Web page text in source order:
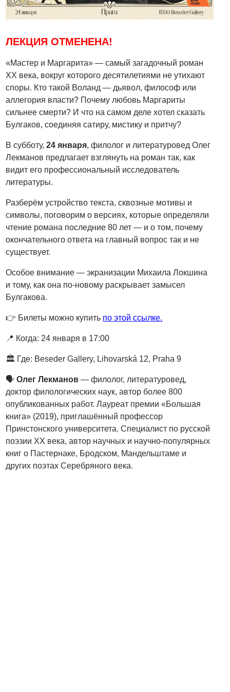
ЛЕКЦИЯ ОТМЕНЕНА!
«Мастер и Маргарита» — самый загадочный роман
XX века, вокруг которого десятилетиями не утихают
споры. Кто такой Воланд — дьявол, философ или
аллегория власти? Почему любовь Маргариты
сильнее смерти? И что на самом деле хотел сказать
Булгаков, соединяя сатиру, мистику и притчу?
В субботу,24 января, филолог и литературовед Олег
Лекманов предлагает взглянуть на роман так, как
видит его профессиональный исследователь
литературы.
Разберём устройство текста, сквозные мотивы и
символы, поговорим о версиях, которые определяли
чтение романа последние 80 лет — и о том, почему
окончательного ответа на главный вопрос так и не
существует.
Особое внимание — экранизации Михаила Локшина
и тому, как она по-новому раскрывает замысел
Булгакова.
👉 Билеты можно купить по этой ссылке.
📍 Когда: 24 января в 17:00
🏛 Где: Beseder Gallery, Lihovarská 12, Praha 9
🗣Олег Лекманов — филолог, литературовед,
доктор филологических наук, автор более 800
опубликованных работ. Лауреат премии «Большая
книга» (2019), приглашённый профессор
Принстонского университета. Специалист по русской
поэзии XX века, автор научных и научно-популярных
книг о Пастернаке, Бродском, Мандельштаме и
других поэтах Серебряного века.